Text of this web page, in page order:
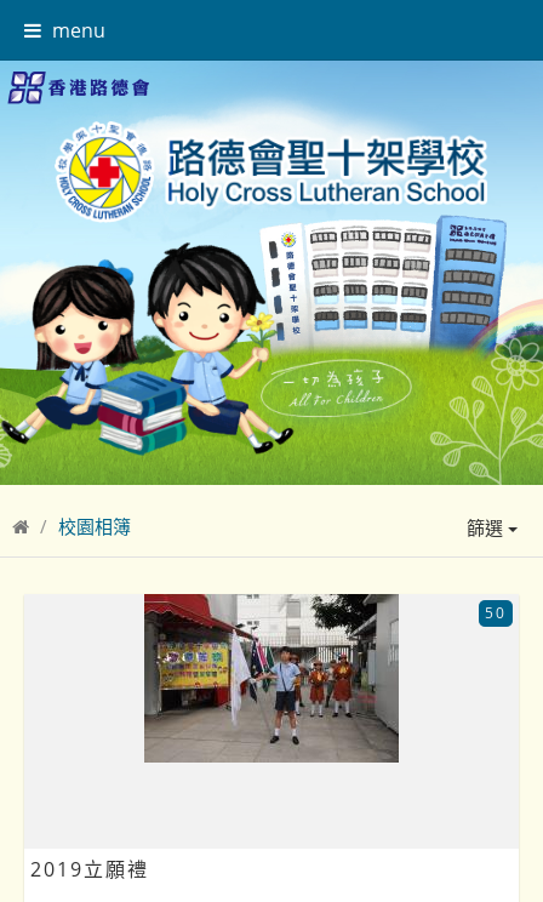
menu
校園相簿 篩選
2019立願禮
50